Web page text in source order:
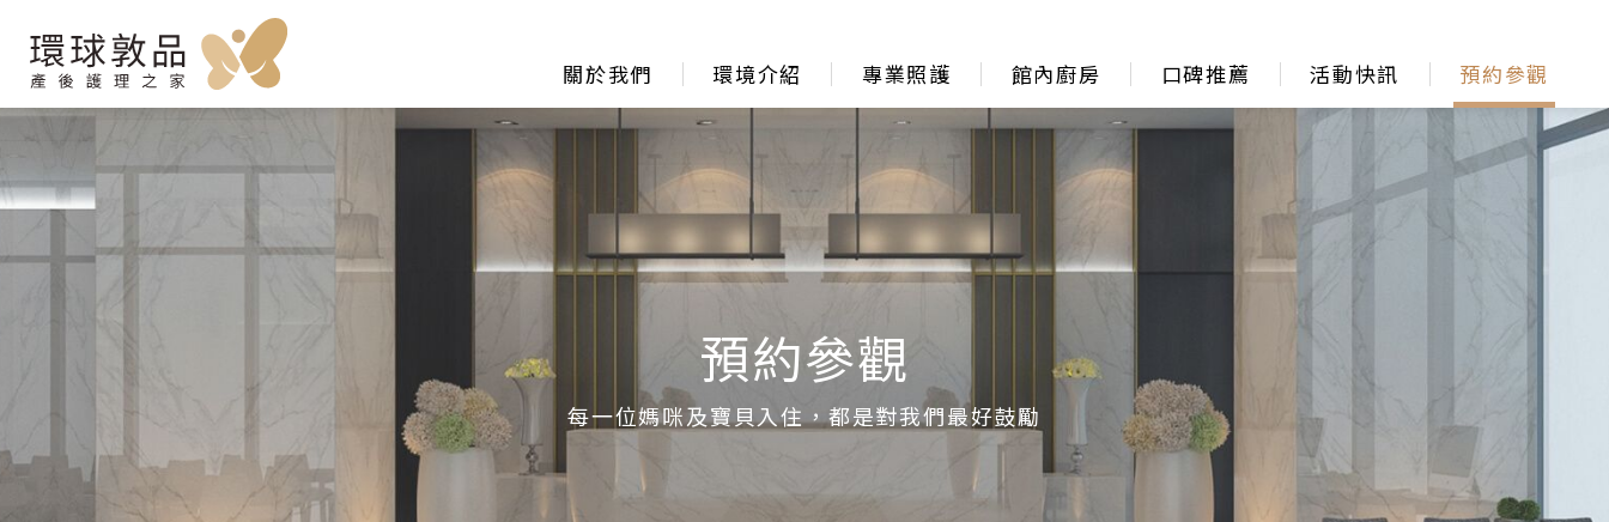
關於我們 環境介紹 專業照護 館內廚房 口碑推薦 活動快訊 預約參觀
預約參觀
每一位媽咪及寶貝入住，都是對我們最好鼓勵